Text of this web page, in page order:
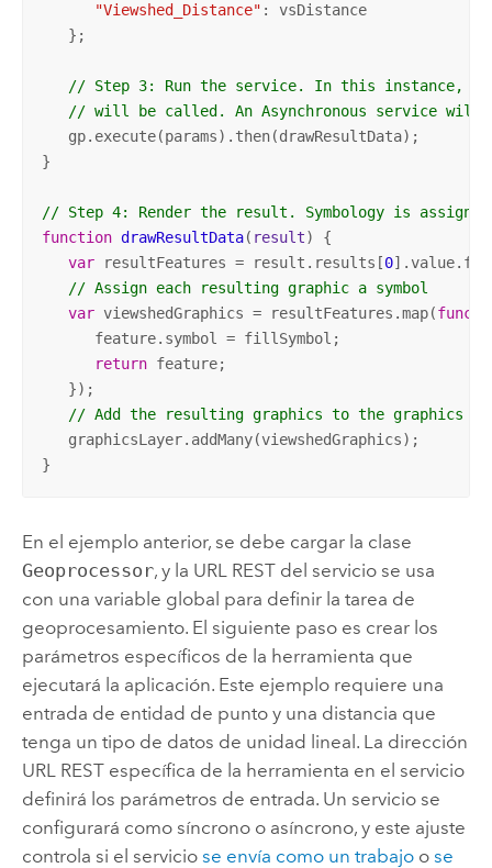
"Viewshed_Distance" : vsDistance
   };
// Step 3: Run the service. In this instance, the
// will be called. An Asynchronous service will
   gp.execute(params).then(drawResultData);
}
// Step 4: Render the result. Symbology is
function drawResultData( result) {
var resultFeatures = result.results[0
// Assign each resulting graphic a symbol
var viewshedGraphics = resultFeatures.map(
      feature.symbol = fillSymbol;
return feature;
   });
// Add the resulting graphics to the graphics
   graphicsLayer.addMany(viewshedGraphics);
}
En el ejemplo anterior, se debe cargar la clase
Geoprocessor, y la URL REST del servicio se usa
con una variable global para definir la tarea de
geoprocesamiento. El siguiente paso es crear los
parámetros específicos de la herramienta que
ejecutará la aplicación. Este ejemplo requiere una
entrada de entidad de punto y una distancia que
tenga un tipo de datos de unidad lineal. La dirección
URL REST específica de la herramienta en el servicio
definirá los parámetros de entrada. Un servicio se
configurará como síncrono o asíncrono, y este ajuste
controla si el servicio se envía como un trabajoo se